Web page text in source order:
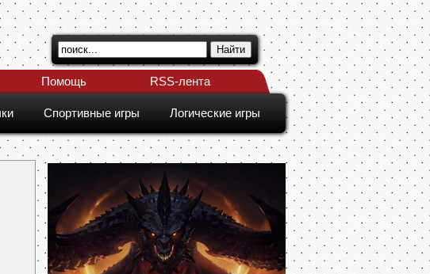
Помощь RSS-лента
Спортивные игры Логические игры